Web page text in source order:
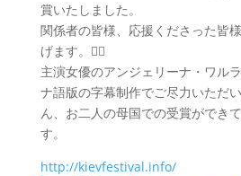
賞いたしました。
関係者の皆様、応援くださった皆
げます。 🙇‍♂️
主演女優のアンジェリーナ・ワル
ナ語版の字幕制作でご尽力いただ
ん、お二人の母国での受賞ができ
す。
http://kievfestival.info/